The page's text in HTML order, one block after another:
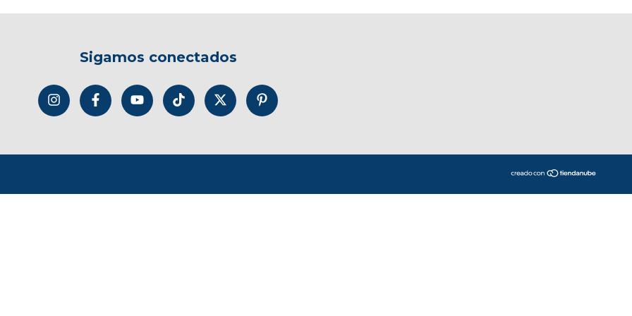
Sigamos conectados